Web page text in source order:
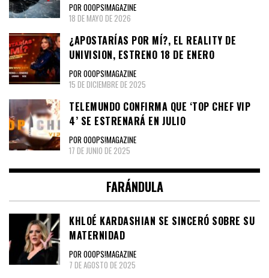
POR OOOPS!MAGAZINE
18 DE MAYO DE 2026
¿APOSTARÍAS POR MÍ?, EL REALITY DE
UNIVISION, ESTRENO 18 DE ENERO
POR OOOPS!MAGAZINE
15 DE DICIEMBRE DE 2025
TELEMUNDO CONFIRMA QUE ‘TOP CHEF VIP
4’ SE ESTRENARÁ EN JULIO
POR OOOPS!MAGAZINE
17 DE JUNIO DE 2025
FARÁNDULA
KHLOÉ KARDASHIAN SE SINCERÓ SOBRE SU
MATERNIDAD
POR OOOPS!MAGAZINE
7 DE AGOSTO DE 2025